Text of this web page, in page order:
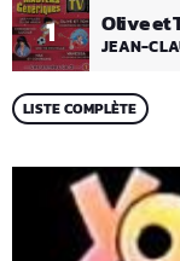
1 Olive et
JEAN-
LISTE COMPLÈTE